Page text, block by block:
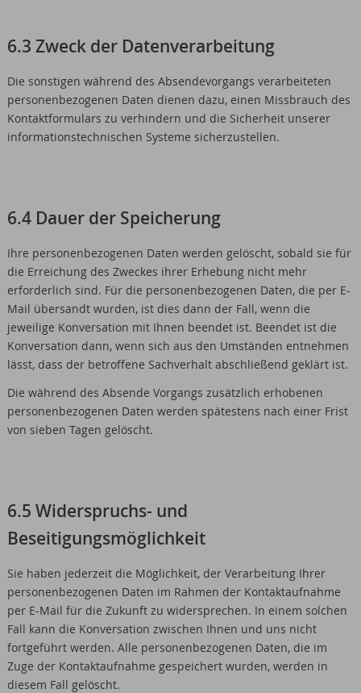
6.3 Zweck der Datenverarbeitung
Die sonstigen während des Absendevorgangs verarbeiteten
personenbezogenen Daten dienen dazu, einen Missbrauch des
Kontaktformulars zu verhindern und die Sicherheit unserer
informationstechnischen Systeme sicherzustellen.
6.4 Dauer der Speicherung
Ihre personenbezogenen Daten werden gelöscht, sobald sie für
die Erreichung des Zweckes ihrer Erhebung nicht mehr
erforderlich sind. Für die personenbezogenen Daten, die per E-
Mail übersandt wurden, ist dies dann der Fall, wenn die
jeweilige Konversation mit Ihnen beendet ist. Beendet ist die
Konversation dann, wenn sich aus den Umständen entnehmen
lässt, dass der betroffene Sachverhalt abschließend geklärt ist.
Die während des Absende Vorgangs zusätzlich erhobenen
personenbezogenen Daten werden spätestens nach einer Frist
von sieben Tagen gelöscht.
6.5 Widerspruchs- und
Beseitigungsmöglichkeit
Sie haben jederzeit die Möglichkeit, der Verarbeitung Ihrer
personenbezogenen Daten im Rahmen der Kontaktaufnahme
per E-Mail für die Zukunft zu widersprechen. In einem solchen
Fall kann die Konversation zwischen Ihnen und uns nicht
fortgeführt werden. Alle personenbezogenen Daten, die im
Zuge der Kontaktaufnahme gespeichert wurden, werden in
diesem Fall gelöscht.